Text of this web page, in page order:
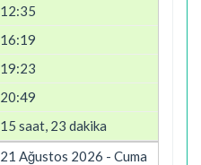
12:35
16:19
19:23
20:49
15 saat, 23 dakika
21 Ağustos 2026 - Cuma